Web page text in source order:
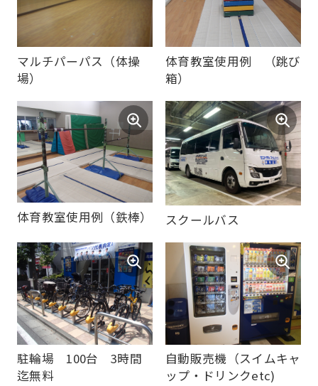
マルチパーパス（体操
場）
体育教室使用例 （跳び
箱）
体育教室使用例（鉄棒） スクールバス
駐輪場 100台 3時間
迄無料
自動販売機（スイムキャ
ップ・ドリンクetc)
the
page.
However,
if
you
use
an
automatic
translation
service,
Japanese
version
of
this
website